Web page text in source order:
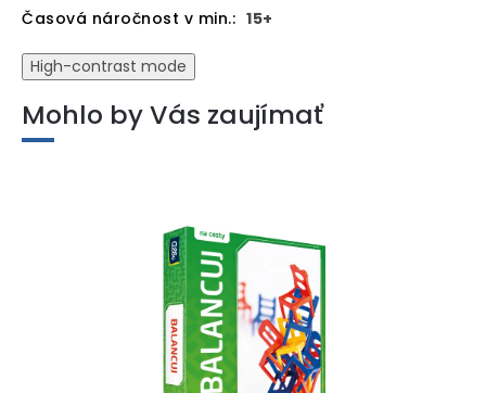
Časová náročnost v min.: 15+
High-contrast mode
Mohlo by Vás zaujímať